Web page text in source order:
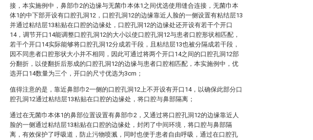
接，本实施例中，鼻部巾2的边缘与无菌巾本体1之间优选使用缝合连接，无菌巾本
体1的中下部开设有口腔孔洞12，口腔孔洞12的边缘靠近人脸的一侧设置有粘结层13
并通过粘结层13粘贴在口腔的边缘处，口腔孔洞12的边缘处还开设有若干个开口
14，调节开口14能调整口腔孔洞12的大小以使口腔孔洞12与患者口腔形状相匹配，
若干个开口14实际能够将口腔孔洞12分成若干段，且粘结层13也被分隔成若干段，
因不同患者口腔形状大小并不相同，因此可通过将两个开口14之间的口腔孔洞12部
分翻折，以使翻折后形成的口腔孔洞12的边缘与患者口腔相匹配，本实施例中，优
选开口14数量为三个，开口的尺寸优选为3cm；
值得注意的是，靠近鼻部巾2一侧的口腔孔洞12上不开设有开口14，以确保此部分口
腔孔洞12通过粘结层13粘贴在口腔的边缘处，将口腔与鼻部隔离；
通过在无菌巾本体1的鼻部位置设置有鼻部巾2，又通过将口腔孔洞12的边缘靠近人
脸的一侧通过粘结层13粘贴在口腔的边缘处，封闭了中间环境，将口腔与鼻部隔
离，有效保护了呼吸道，防止污物喷溅，同时也便于患者自由呼吸，通过在口腔孔